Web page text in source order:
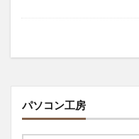
パソコン工房